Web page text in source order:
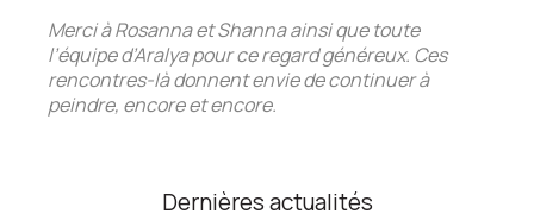
Merci à Rosanna et Shanna ainsi que toute
l’équipe d’Aralya pour ce regard généreux. Ces
rencontres-là donnent envie de continuer à
peindre, encore et encore.
Dernières actualités